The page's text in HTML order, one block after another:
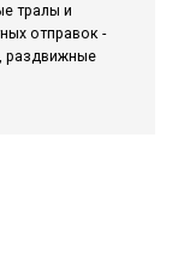
тралы и
отправок -
раздвижные